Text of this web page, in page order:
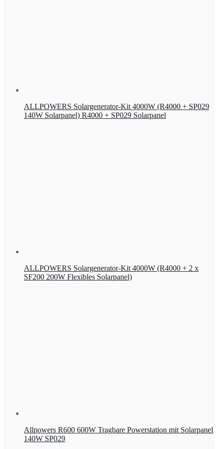
ALLPOWERS Solargenerator-Kit 4000W (R4000 + SP029
140W Solarpanel) R4000 + SP029 Solarpanel
ALLPOWERS Solargenerator-Kit 4000W (R4000 + 2 x
SF200 200W Flexibles Solarpanel)
Allpowers R600 600W Tragbare Powerstation mit Solarpanel
140W SP029